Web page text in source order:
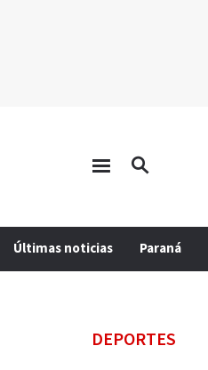
Últimas noticias Paraná
DEPORTES